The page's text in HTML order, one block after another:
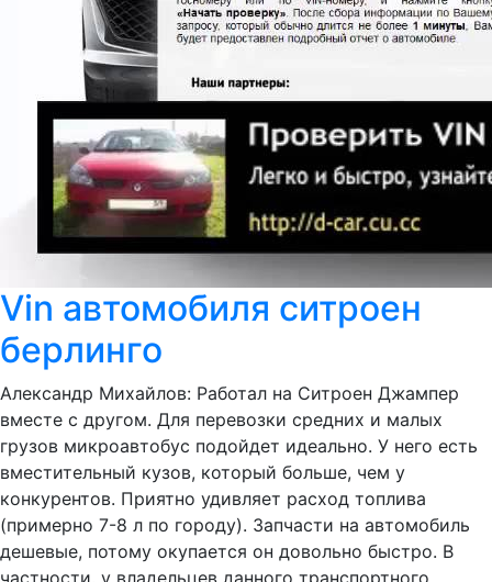
Vin автомобиля ситроен
берлинго
Александр Михайлов: Работал на Ситроен Джампер
вместе с другом. Для перевозки средних и малых
грузов микроавтобус подойдет идеально. У него есть
вместительный кузов, который больше, чем у
конкурентов. Приятно удивляет расход топлива
(примерно 7-8 л по городу). Запчасти на автомобиль
дешевые, потому окупается он довольно быстро. В
частности, у владельцев данного транспортного